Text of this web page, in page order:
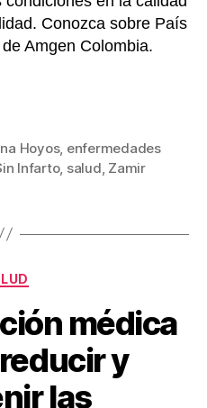
Conozca sobre País
Amgen Colombia.
Hoyos, enfermedades
Infarto, salud, Zamir
Categorías
médica
y
las